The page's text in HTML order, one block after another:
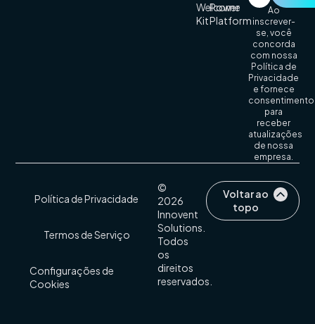
Welcome
Kit
Power
Platform
Ao
inscrever-
se, você
concorda
com nossa
Política de
Privacidade
e fornece
consentimento
para
receber
atualizações
de nossa
empresa.
©
2026
Innovent
Solutions.
Todos
os
direitos
reservados.
Política de Privacidade
Termos de Serviço
Configurações de
Cookies
Voltar ao
topo